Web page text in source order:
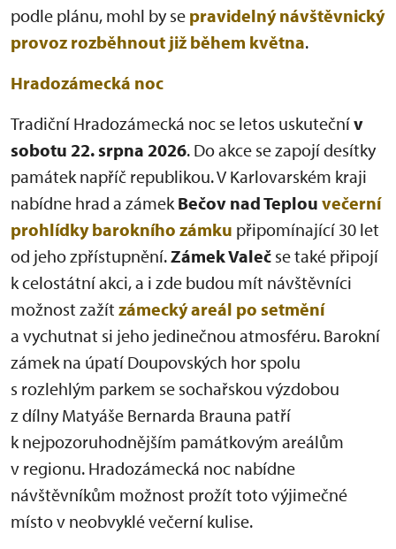
podle plánu, mohl by se pravidelný návštěvnický
provoz rozběhnout již během května.
Hradozámecká noc
Tradiční Hradozámecká noc se letos uskutečnív
sobotu 22. srpna 2026. Do akce se zapojí desítky
památek napříč republikou. V Karlovarském kraji
nabídne hrad a zámekBečov nad Teplou večerní
prohlídky barokního zámku připomínající 30 let
od jeho zpřístupnění.Zámek Valeč se také připojí
k celostátní akci, a i zde budou mít návštěvníci
možnost zažít zámecký areál po setmění
a vychutnat si jeho jedinečnou atmosféru. Barokní
zámek na úpatí Doupovských hor spolu
s rozlehlým parkem se sochařskou výzdobou
z dílny Matyáše Bernarda Brauna patří
k nejpozoruhodnějším památkovým areálům
v regionu. Hradozámecká noc nabídne
návštěvníkům možnost prožít toto výjimečné
místo v neobvyklé večerní kulise.